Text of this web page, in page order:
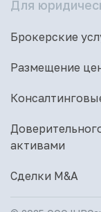
Для
Брокерские
Размещение
активами
Сделки M&A